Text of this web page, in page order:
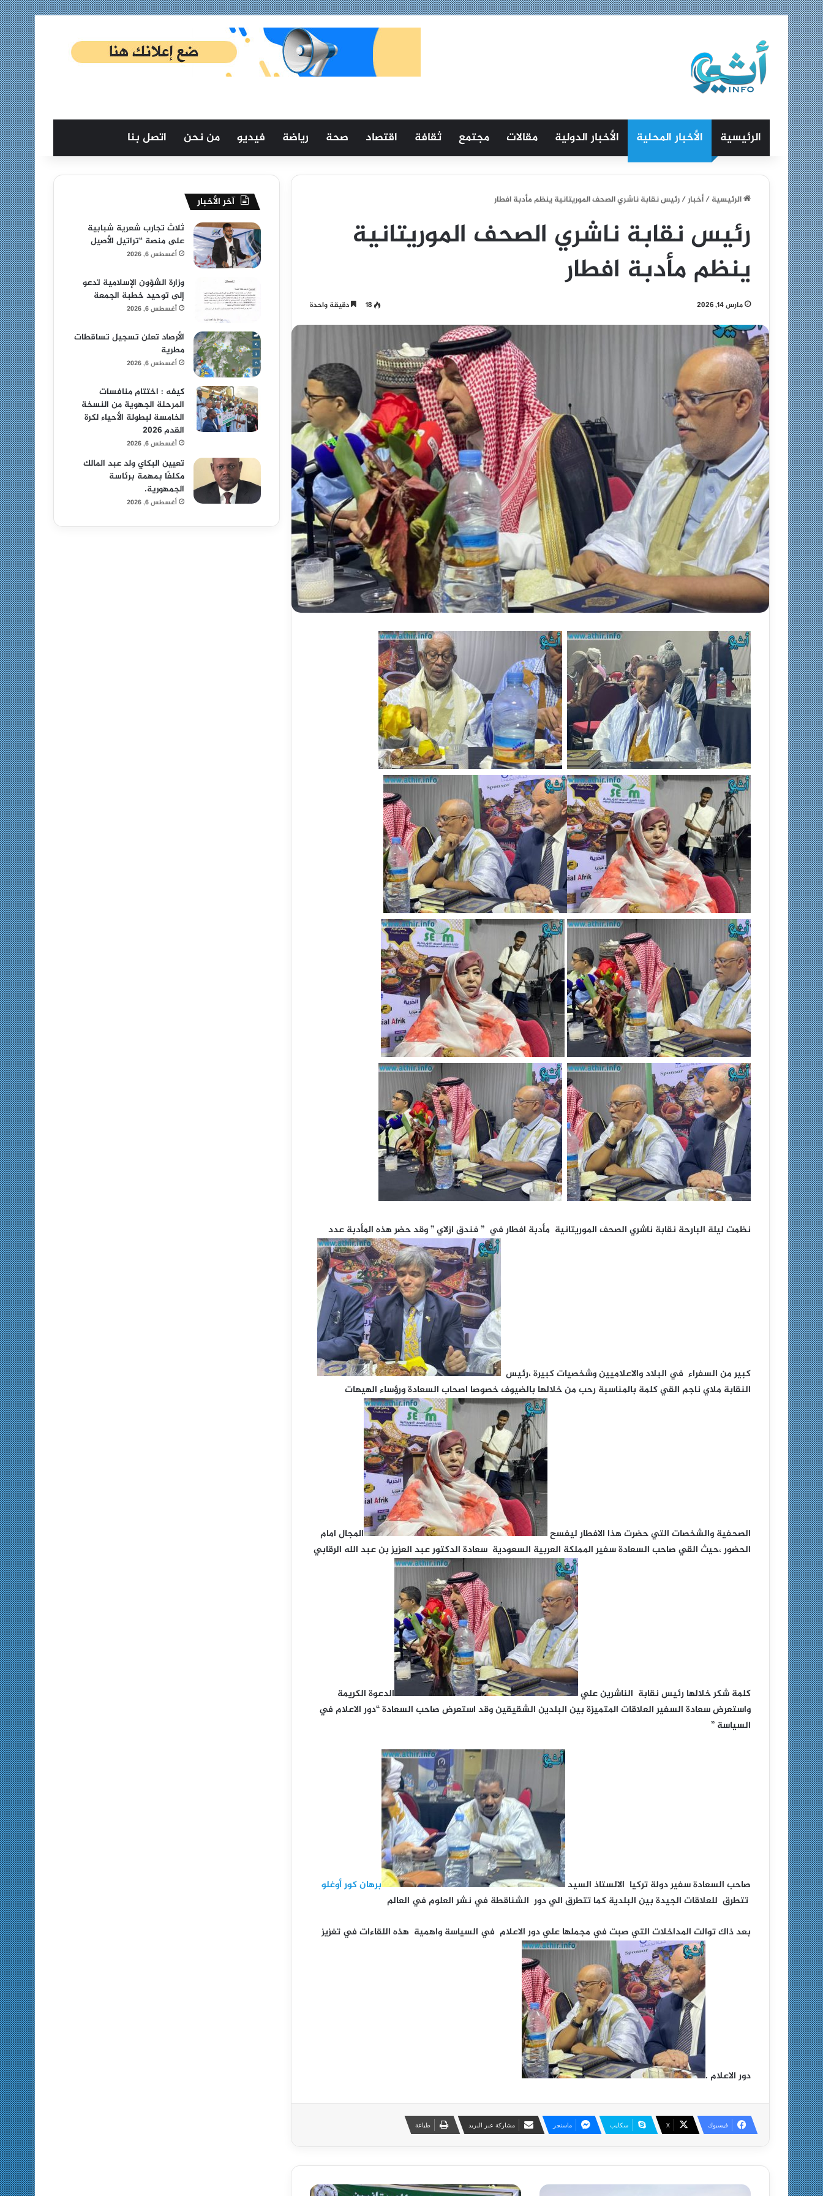
الرئيسية الأخبار المحلية الأخبار الدولية مقالات مجتمع ثقافة اقتصاد صحة رياضة فيديو من نحن اتصل بنا
الرئيسية/أخبار/رئيس نقابة ناشري الصحف الموريتانية ينظم مأدبة افطار
رئيس نقابة ناشري الصحف الموريتانية
ينظم مأدبة افطار
مارس 14, 2026 18 دقيقة واحدة
نظمت ليلة البارحة نقابة ناشري الصحف الموريتانية مأدبة افطار في ” فندق ازلاي ” وقد حضر هذه المأدبة عدد
كبير من السفراء في البلاد والاعلاميين وشخصيات كبيرة ،رئيس
النقابة ملاي ناجم القي كلمة بالمناسبة رحب من خلالها بالضيوف خصوصا اصحاب السعادة ورؤساء الهيهات
الصحفية والشخصات التي حضرت هذا الافطار ليفسح
المجال امام
الحضور ،حيث القي صاحب السعادة سفير المملكة العربية السعودية سعادة الدكتور عبد العزيز بن عبد الله الرقابي
كلمة شكر خلالها رئيس نقابة الناشرين علي
الدعوة الكريمة
واستعرض سعادة السفير العلاقات المتميزة بين البلدين الشقيقين وقد استعرض صاحب السعادة “دور الاعلام في
السياسة ”
صاحب السعادة سفير دولة تركيا الالستاذ السيد
برهان كور أوغلو
تتطرق للعلاقات الجيدة بين البلدية كما تتطرق الي دور الشناقطة في نشر العلوم في العالم
بعد ذاك توالت المداخلات التي صبت في مجملها علي دور الاعلام في السياسة واهمية هذه اللقاءات في تغزيز
دور الاعلام .
فيسبوك X سكايب ماسنجر مشاركة عبر البريد طباعة
آخر الأخبار
ثلاث تجارب شعرية شبابية
على منصة “تراتيل الأصيل
أغسطس 6, 2026
وزارة الشؤون الإسلامية تدعو
إلى توحيد خطبة الجمعة
أغسطس 6, 2026
الأرصاد تعلن تسجيل تساقطات
مطرية
أغسطس 6, 2026
كيفه : اختتام منافسات
المرحلة الجهوية من النسخة
الخامسة لبطولة الأحياء لكرة
القدم 2026
أغسطس 6, 2026
تعيين البكاي ولد عبد المالك
مكلفًا بمهمة برئاسة
الجمهورية.
أغسطس 6, 2026